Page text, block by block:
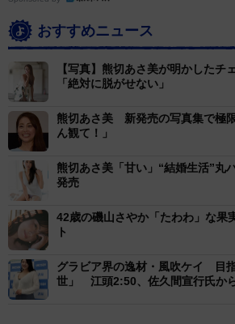
おすすめニュース
【写真】熊切あさ美が明かしたチ
「絶対に脱がせない」
熊切あさ美 新発売の写真集で極
ん観て！」
熊切あさ美「甘い」“結婚生活”
発売
42歳の磯山さやか「たわわ」な果
ト
グラビア界の逸材・風吹ケイ 目
世」 江頭2:50、佐久間宣行氏か